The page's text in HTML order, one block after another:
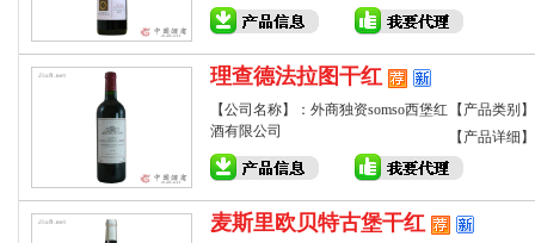
理查德法拉图干红
【公司名称】：外商独资somso西堡红
酒有限公司
【产品类别
【产品详细
麦斯里欧贝特古堡干红